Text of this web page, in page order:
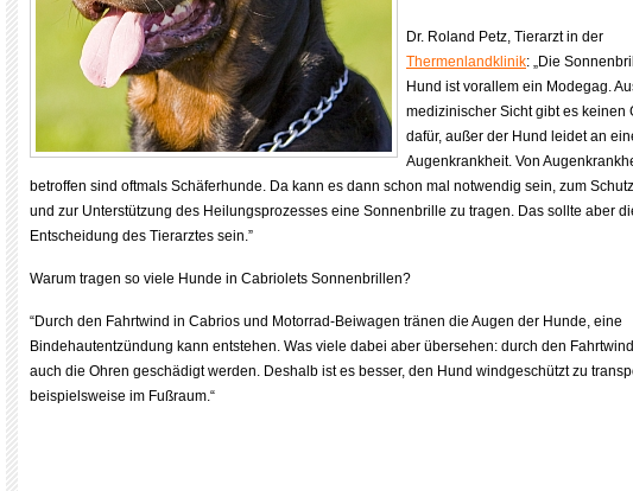
Dr. Roland Petz, Tierarzt in der
Thermenlandklinik: „Die
Hund ist vorallem ein Modegag.
medizinischer Sicht gibt es keinen
dafür, außer der Hund leidet an
Augenkrankheit. Von
betroffen sind oftmals Schäferhunde. Da kann es dann schon mal notwendig sein, zum
und zur Unterstützung des Heilungsprozesses eine Sonnenbrille zu tragen. Das sollte aber
Entscheidung des Tierarztes sein.”
Warum tragen so viele Hunde in Cabriolets Sonnenbrillen?
“Durch den Fahrtwind in Cabrios und Motorrad-Beiwagen tränen die Augen der Hunde, eine
Bindehautentzündung kann entstehen. Was viele dabei aber übersehen: durch den
auch die Ohren geschädigt werden. Deshalb ist es besser, den Hund windgeschützt zu
beispielsweise im Fußraum.“